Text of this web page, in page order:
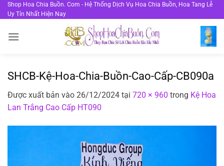
Bỏ
qua
dung
Shop Hoa Chia Buồn. Com - Hệ Thống Dịch Vụ Hoa Chia Buồn, Hoa Tang Lễ
Uy Tín Nhất Hiện Nay
SHCB-Kệ-Hoa-Chia-Buồn-Cao-Cấp-CB090a
Được xuất bản vào 26/12/2024 tại 720 × 960 trong Kệ Hoa
Lan Trắng Cao Cấp HT090